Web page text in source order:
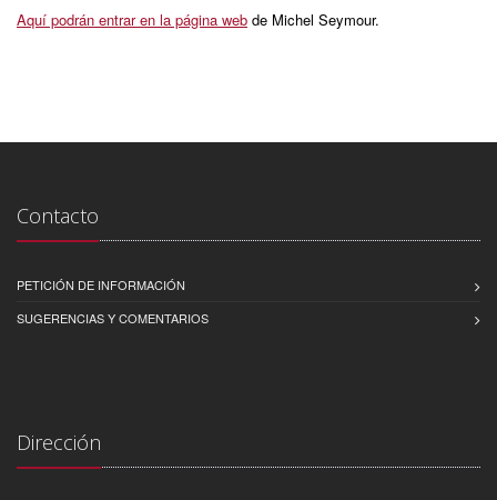
Aquí podrán entrar en la página web de Michel Seymour.
Contacto
PETICIÓN DE INFORMACIÓN
SUGERENCIAS Y COMENTARIOS
Dirección